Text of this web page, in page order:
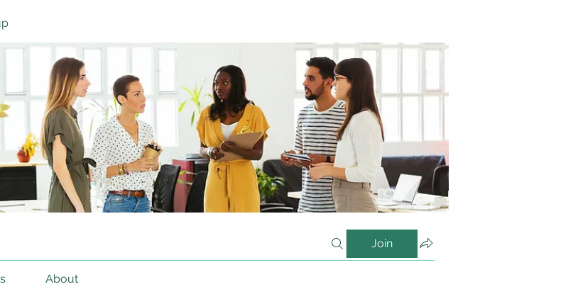
Join
About